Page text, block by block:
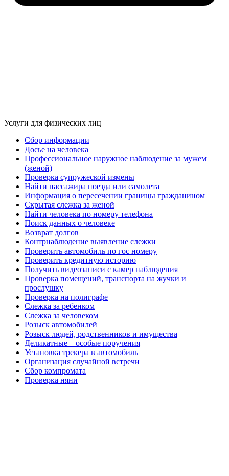
Услуги для физических лиц
Сбор информации
Досье на человека
Профессиональное наружное наблюдение за мужем
(женой)
Проверка супружеской измены
Найти пассажира поезда или самолета
Информация о пересечении границы гражданином
Скрытая слежка за женой
Найти человека по номеру телефона
Поиск данных о человеке
Возврат долгов
Контрнаблюдение выявление слежки
Проверить автомобиль по гос номеру
Проверить кредитную историю
Получить видеозаписи с камер наблюдения
Проверка помещений, транспорта на жучки и
прослушку
Проверка на полиграфе
Слежка за ребенком
Слежка за человеком
Розыск автомобилей
Розыск людей, родственников и имущества
Деликатные – особые поручения
Установка трекера в автомобиль
Организация случайной встречи
Сбор компромата
Проверка няни